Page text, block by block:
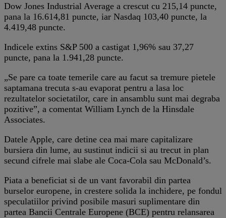
Dow Jones Industrial Average a crescut cu 215,14 puncte,
pana la 16.614,81 puncte, iar Nasdaq 103,40 puncte, la
4.419,48 puncte.
Indicele extins S&P 500 a castigat 1,96% sau 37,27
puncte, pana la 1.941,28 puncte.
„Se pare ca toate temerile care au facut sa tremure pietele
saptamana trecuta s-au evaporat pentru a lasa loc
rezultatelor societatilor, care in ansamblu sunt mai degraba
pozitive”, a comentat William Lynch de la Hinsdale
Associates.
Datele Apple, care detine cea mai mare capitalizare
bursiera din lume, au sustinut indicii si au trecut in plan
secund cifrele mai slabe ale Coca-Cola sau McDonald’s.
Piata a beneficiat si de un vant favorabil din partea
burselor europene, in crestere solida la inchidere, pe fondul
speculatiilor privind posibile masuri suplimentare din
partea Bancii Centrale Europene (BCE) pentru relansarea